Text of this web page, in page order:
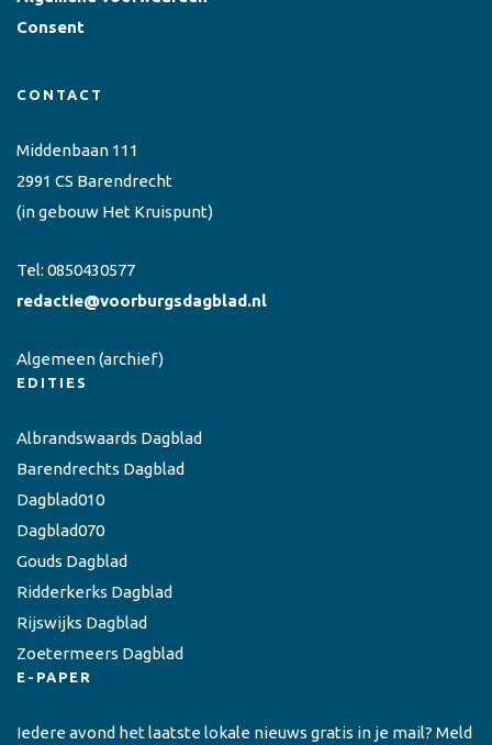
Consent
CONTACT
Middenbaan 111
2991 CS Barendrecht
(in gebouw Het Kruispunt)
Tel: 0850430577
redactie@voorburgsdagblad.nl
Algemeen(archief)
EDITIES
Albrandswaards Dagblad
Barendrechts Dagblad
Dagblad010
Dagblad070
Gouds Dagblad
Ridderkerks Dagblad
Rijswijks Dagblad
Zoetermeers Dagblad
E-PAPER
Iedere avond het laatste lokale nieuws gratis in je mail? Meld